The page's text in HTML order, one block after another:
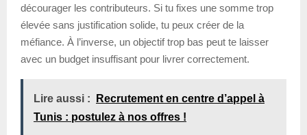
décourager les contributeurs. Si tu fixes une somme trop
élevée sans justification solide, tu peux créer de la
méfiance. À l’inverse, un objectif trop bas peut te laisser
avec un budget insuffisant pour livrer correctement.
Lire aussi :
Recrutement en centre d’appel à
Tunis : postulez à nos offres !